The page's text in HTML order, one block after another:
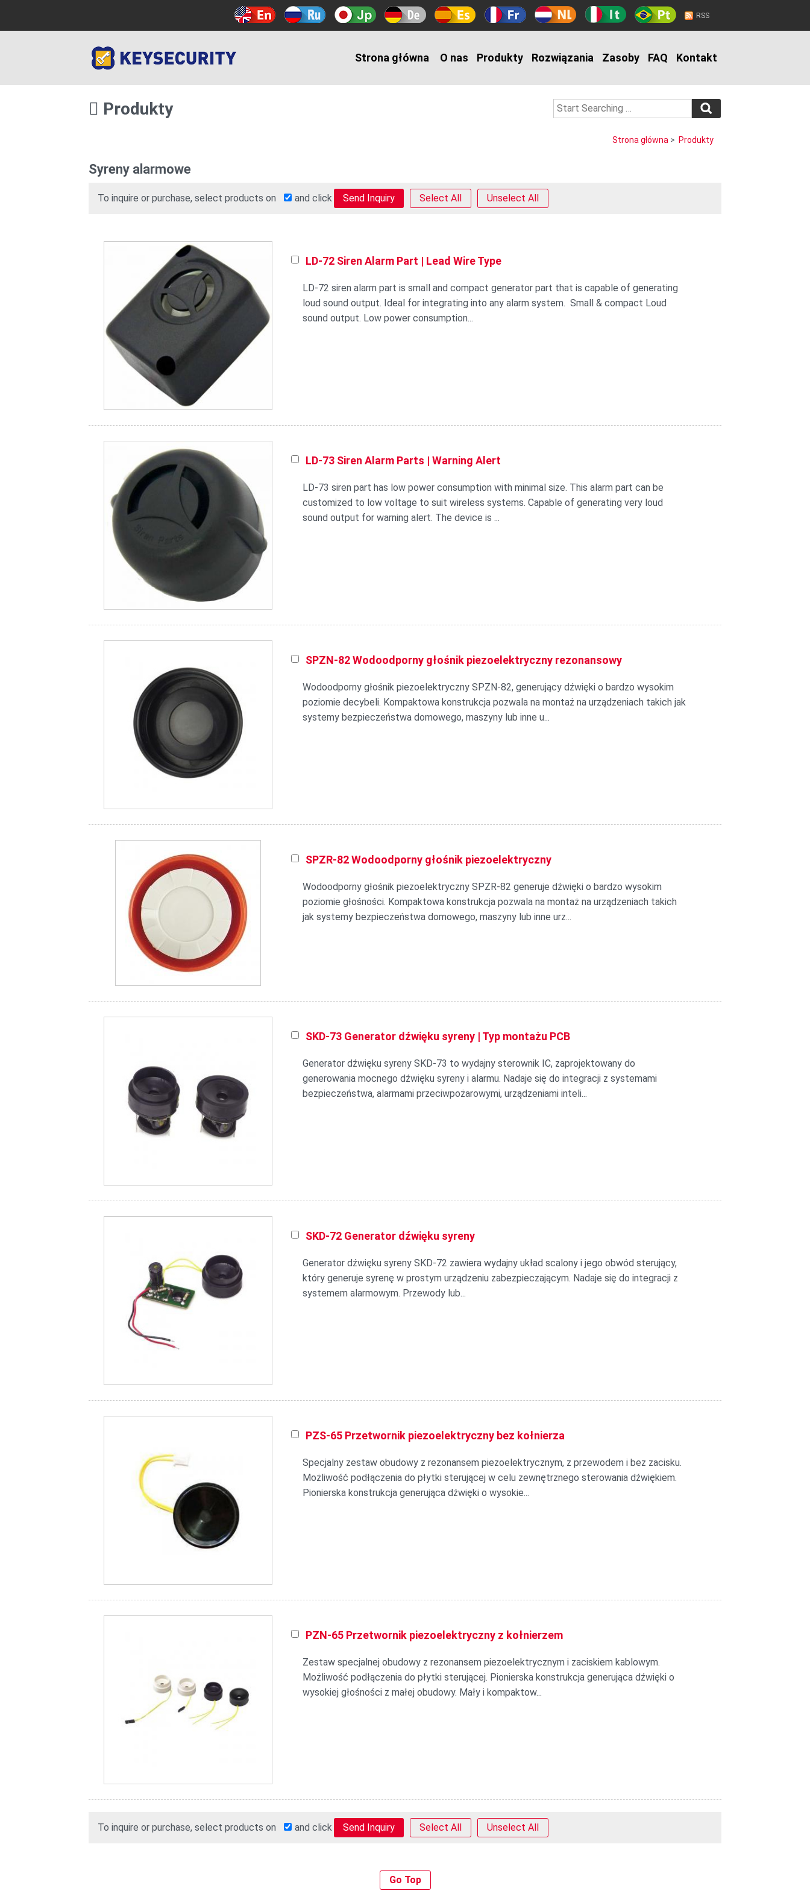
RSS
Strona główna O nas Produkty Rozwiązania Zasoby FAQ Kontakt
Produkty
Strona główna > Produkty
Syreny alarmowe
To inquire or purchase, select products on and click Select All Unselect All
LD-72 Siren Alarm Part | Lead Wire Type
LD-72 siren alarm part is small and compact generator part that is capable of generating
loud sound output. Ideal for integrating into any alarm system. Small & compact Loud
sound output. Low power consumption...
LD-73 Siren Alarm Parts | Warning Alert
LD-73 siren part has low power consumption with minimal size. This alarm part can be
customized to low voltage to suit wireless systems. Capable of generating very loud
sound output for warning alert. The device is ...
SPZN-82 Wodoodporny głośnik piezoelektryczny rezonansowy
Wodoodporny głośnik piezoelektryczny SPZN-82, generujący dźwięki o bardzo wysokim
poziomie decybeli. Kompaktowa konstrukcja pozwala na montaż na urządzeniach takich jak
systemy bezpieczeństwa domowego, maszyny lub inne u...
SPZR-82 Wodoodporny głośnik piezoelektryczny
Wodoodporny głośnik piezoelektryczny SPZR-82 generuje dźwięki o bardzo wysokim
poziomie głośności. Kompaktowa konstrukcja pozwala na montaż na urządzeniach takich
jak systemy bezpieczeństwa domowego, maszyny lub inne urz...
SKD-73 Generator dźwięku syreny | Typ montażu PCB
Generator dźwięku syreny SKD-73 to wydajny sterownik IC, zaprojektowany do
generowania mocnego dźwięku syreny i alarmu. Nadaje się do integracji z systemami
bezpieczeństwa, alarmami przeciwpożarowymi, urządzeniami inteli...
SKD-72 Generator dźwięku syreny
Generator dźwięku syreny SKD-72 zawiera wydajny układ scalony i jego obwód sterujący,
który generuje syrenę w prostym urządzeniu zabezpieczającym. Nadaje się do integracji z
systemem alarmowym. Przewody lub...
PZS-65 Przetwornik piezoelektryczny bez kołnierza
Specjalny zestaw obudowy z rezonansem piezoelektrycznym, z przewodem i bez zacisku.
Możliwość podłączenia do płytki sterującej w celu zewnętrznego sterowania dźwiękiem.
Pionierska konstrukcja generująca dźwięki o wysokie...
PZN-65 Przetwornik piezoelektryczny z kołnierzem
Zestaw specjalnej obudowy z rezonansem piezoelektrycznym i zaciskiem kablowym.
Możliwość podłączenia do płytki sterującej. Pionierska konstrukcja generująca dźwięki o
wysokiej głośności z małej obudowy. Mały i kompaktow...
To inquire or purchase, select products on and click Select All Unselect All
Go Top